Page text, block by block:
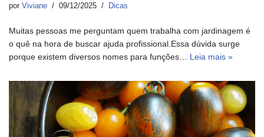
por Viviane 09/12/2025 Dicas
Muitas pessoas me perguntam quem trabalha com jardinagem é
o quê na hora de buscar ajuda profissional.Essa dúvida surge
porque existem diversos nomes para funções… Leia mais »